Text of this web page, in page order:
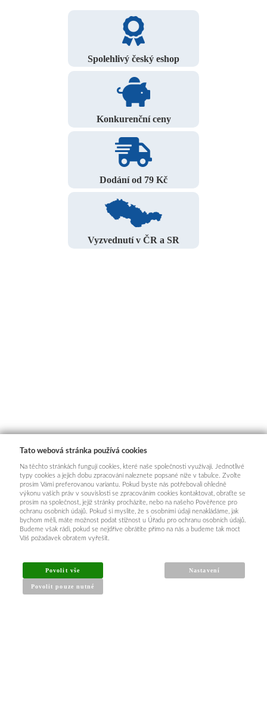
Spolehlivý český eshop
Konkurenční ceny
Dodání od 79 Kč
Vyzvednutí v ČR a SR
Tato webová stránka používá cookies
Na těchto stránkách fungují cookies, které naše společnosti využívají. Jednotlivé
typy cookies a jejich dobu zpracování naleznete popsané níže v tabulce. Zvolte
prosím Vámi preferovanou variantu. Pokud byste nás potřebovali ohledně
výkonu vašich práv v souvislosti se zpracováním cookies kontaktovat, obraťte se
prosím na společnost, jejíž stránky procházíte, nebo na našeho Pověřence pro
ochranu osobních údajů. Pokud si myslíte, že s osobními údaji nenakládáme, jak
bychom měli, máte možnost podat stížnost u Úřadu pro ochranu osobních údajů.
Budeme však rádi, pokud se nejdříve obrátíte přímo na nás a budeme tak moct
Váš požadavek obratem vyřešit.
Povolit vše
Povolit pouze nutné
Nastavení